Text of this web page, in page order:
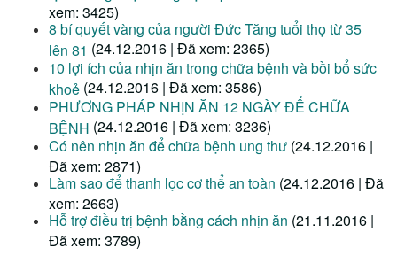
xem: 3425)
8 bí quyết vàng của người Đức Tăng tuổi thọ từ 35
lên 81 (24.12.2016 | Đã xem: 2365)
10 lợi ích của nhịn ăn trong chữa bệnh và bồi bổ sức
khoẻ (24.12.2016 | Đã xem: 3586)
PHƯƠNG PHÁP NHỊN ĂN 12 NGÀY ĐỂ CHỮA
BỆNH (24.12.2016 | Đã xem: 3236)
Có nên nhịn ăn để chữa bệnh ung thư (24.12.2016 |
Đã xem: 2871)
Làm sao để thanh lọc cơ thể an toàn (24.12.2016 | Đã
xem: 2663)
Hỗ trợ điều trị bệnh bằng cách nhịn ăn (21.11.2016 |
Đã xem: 3789)